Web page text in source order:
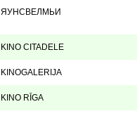
ЯУНСВЕЛМЬИ
KINO CITADELE
KINOGALERIJA
KINO RĪGA